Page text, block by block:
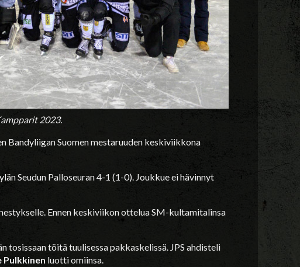
2023.
Bandyliigan Suomen mestaruuden keskiviikkona
Seudun Palloseuran 4-1 (1-0). Joukkue ei hävinnyt
Ennen keskiviikon ottelua SM-kultamitalinsa
tosissaan töitä tuulisessa pakkaskelissä. JPS ahdisteli
Pulkkinen luotti omiinsa.